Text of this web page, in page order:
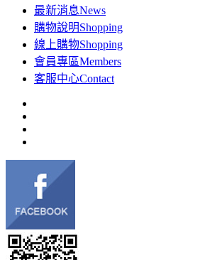
最新消息News
購物說明Shopping
線上購物Shopping
會員專區Members
客服中心Contact